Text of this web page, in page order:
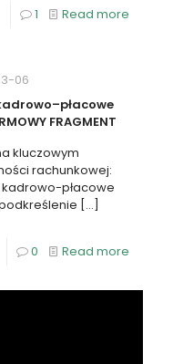
1 Read more
06
FRAGMENT
kluczowym
rachunkowej:
kadrowo-płacowe
[…]
0 Read more